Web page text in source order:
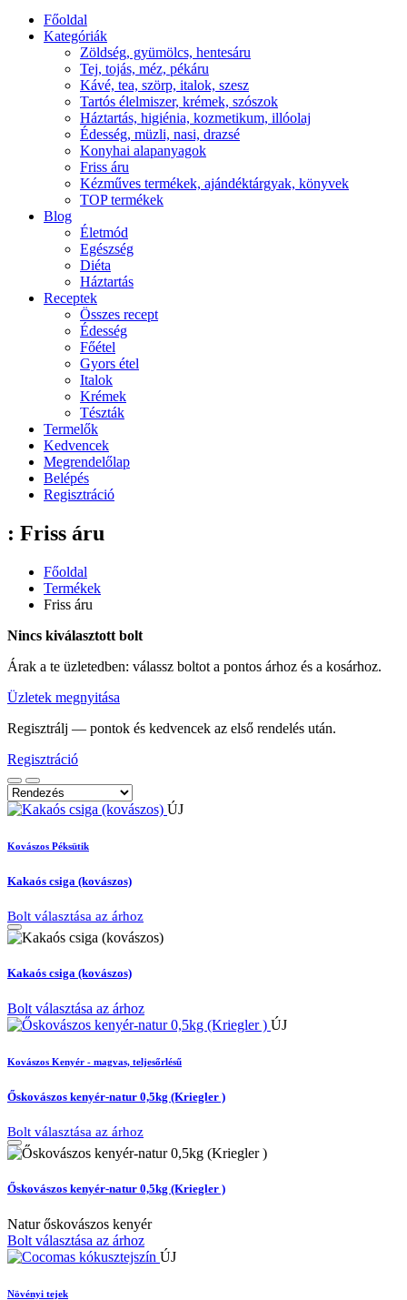
Főoldal
Kategóriák
Zöldség, gyümölcs, hentesáru
Tej, tojás, méz, pékáru
Kávé, tea, szörp, italok, szesz
Tartós élelmiszer, krémek, szószok
Háztartás, higiénia, kozmetikum, illóolaj
Édesség, müzli, nasi, drazsé
Konyhai alapanyagok
Friss áru
Kézműves termékek, ajándéktárgyak, könyvek
TOP termékek
Blog
Életmód
Egészség
Diéta
Háztartás
Receptek
Összes recept
Édesség
Főétel
Gyors étel
Italok
Krémek
Tészták
Termelők
Kedvencek
Megrendelőlap
Belépés
Regisztráció
: Friss áru
Főoldal
Termékek
Friss áru
Nincs kiválasztott bolt
Árak a te üzletedben: válassz boltot a pontos árhoz és a kosárhoz.
Üzletek megnyitása
Regisztrálj — pontok és kedvencek az első rendelés után.
Regisztráció
ÚJ
Kovászos Péksütik
Kakaós csiga (kovászos)
Bolt választása az árhoz
Kakaós csiga (kovászos)
Bolt választása az árhoz
ÚJ
Kovászos Kenyér - magvas, teljesőrlésű
Őskovászos kenyér-natur 0,5kg (Kriegler )
Bolt választása az árhoz
Őskovászos kenyér-natur 0,5kg (Kriegler )
Natur őskovászos kenyér
Bolt választása az árhoz
ÚJ
Növényi tejek